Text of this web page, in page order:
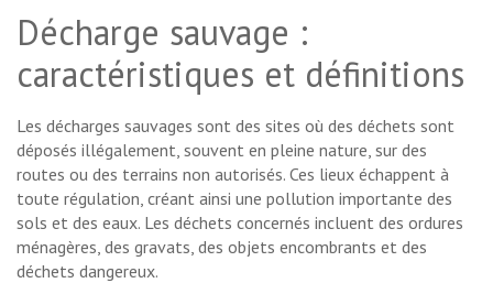
Décharge sauvage :
caractéristiques et définitions
Les décharges sauvages sont des sites où des déchets sont
déposés illégalement, souvent en pleine nature, sur des
routes ou des terrains non autorisés. Ces lieux échappent à
toute régulation, créant ainsi une pollution importante des
sols et des eaux. Les déchets concernés incluent des ordures
ménagères, des gravats, des objets encombrants et des
déchets dangereux.